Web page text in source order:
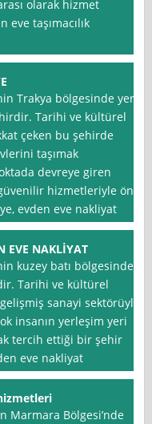
olarak hizmet
taşımacılık
Trakya bölgesinde yer
Tarihi ve kültürel
çeken bu şehirde
taşımak
devreye giren
hizmetleriyle ön
evden eve nakliyat
EVE NAKLİYAT
kuzey batı bölgesinde
Tarihi ve kültürel
sanayi sektörüyle
insanın yerleşim yeri
tercih ettiği bir şehir
eve nakliyat
Marmara Bölgesi’nde